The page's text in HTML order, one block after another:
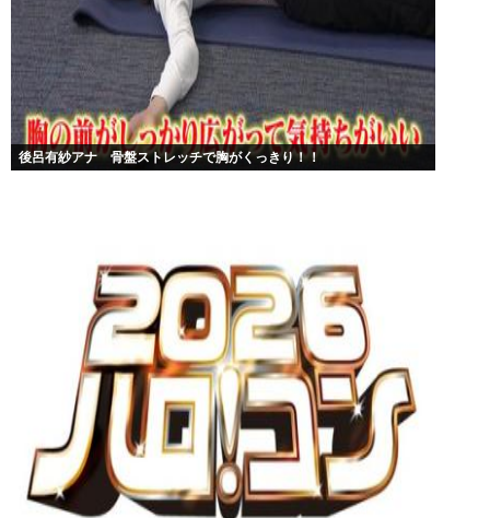
後呂有紗アナ 骨盤ストレッチで胸がくっきり！！